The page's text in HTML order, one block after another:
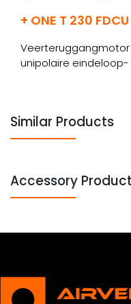
+ ONE T 230 FDCU
Veerteruggangmotor
unipolaire
Similar Products
Accessory